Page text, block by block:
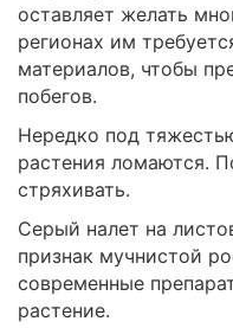
оставляет желать
регионах им
материалов, чтобы
побегов.
Нередко под
растения ломаются.
стряхивать.
Серый налет на
признак мучнистой
современные
растение.